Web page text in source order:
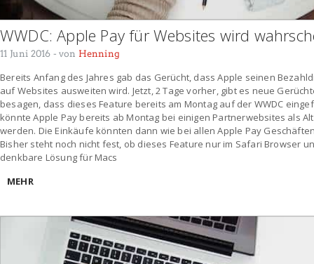
WWDC: Apple Pay für Websites wird
11 Juni 2016 - von Henning
Bereits Anfang des Jahres gab das Gerücht, dass Apple seinen
auf Websites ausweiten wird. Jetzt, 2 Tage vorher, gibt es neue
besagen, dass dieses Feature bereits am Montag auf der WWDC
könnte Apple Pay bereits ab Montag bei einigen Partnerwebsites als
werden. Die Einkäufe könnten dann wie bei allen Apple Pay
Bisher steht noch nicht fest, ob dieses Feature nur im Safari Browser
denkbare Lösung für Macs
MEHR